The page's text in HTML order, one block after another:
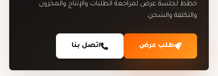
خطط لجلسة عرض لمراجعة الطلبات والإنتاج والمخزون
والتكلفة والشحن.
طلب عرض اتصل بنا